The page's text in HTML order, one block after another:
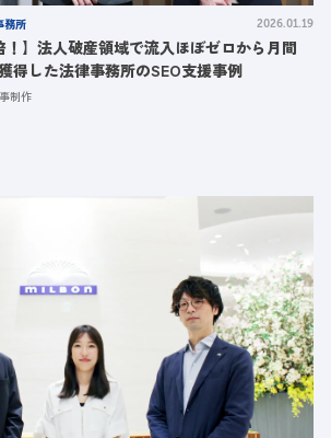
務所 2026.01.19
！】法人破産領域で流入ほぼゼロから月間
得した法律事務所のSEO支援事例
制作